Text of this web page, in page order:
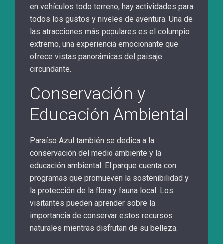
en vehículos todo terreno, hay actividades para
todos los gustos y niveles de aventura. Una de
las atracciones más populares es el columpio
extremo, una experiencia emocionante que
ofrece vistas panorámicas del paisaje
circundante.
Conservación y
Educación Ambiental
Paraíso Azul también se dedica a la
conservación del medio ambiente y la
educación ambiental. El parque cuenta con
programas que promueven la sostenibilidad y
la protección de la flora y fauna local. Los
visitantes pueden aprender sobre la
importancia de conservar estos recursos
naturales mientras disfrutan de su belleza.